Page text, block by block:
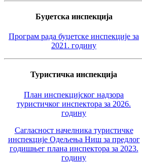
Буџетска инспекција
Програм рада буџетске инспекције за
2021. годину
Туристичка инспекција
План инспекцијског надзора
туристичког инспектора за 2026.
годину
Сагласност начелника туристичке
инспекције Одељења Ниш за предлог
годишњег плана инспектора за 2023.
годину